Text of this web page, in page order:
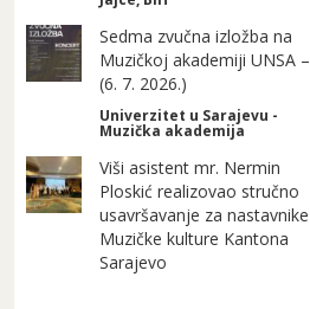
Sedma zvučna izložba na
Muzičkoj akademiji UNSA –
(6. 7. 2026.)
Univerzitet u Sarajevu -
Muzička akademija
Viši asistent mr. Nermin
Ploskić realizovao stručno
usavršavanje za nastavnike
Muzičke kulture Kantona
Sarajevo